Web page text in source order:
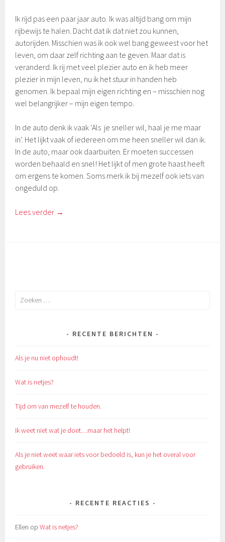
Ik rijd pas een paar jaar auto. Ik was altijd bang om mijn
rijbewijs te halen. Dacht dat ik dat niet zou kunnen,
autorijden. Misschien was ik ook wel bang geweest voor het
leven, om daar zelf richting aan te geven. Maar dat is
veranderd. Ik rij met veel plezier auto en ik heb meer
plezier in mijn leven, nu ik het stuur in handen heb
genomen. Ik bepaal mijn eigen richting en – misschien nog
wel belangrijker – mijn eigen tempo.
In de auto denk ik vaak ‘Als je sneller wil, haal je me maar
in’. Het lijkt vaak of iedereen om me heen sneller wil dan ik.
In de auto, maar ook daarbuiten. Er moeten successen
worden behaald en snel! Het lijkt of men grote haast heeft
om ergens te komen. Soms merk ik bij mezelf ook iets van
ongeduld op.
Lees verder →
Zoeken
RECENTE BERICHTEN
Als je nu niet ophoudt!
Wat is netjes?
Tijd om van mezelf te houden.
Ik weet niet wat je doet…maar het helpt!
Als je niet weet waar iets voor bedoeld is, kun je het overal voor
gebruiken.
RECENTE REACTIES
Ellen opWat is netjes?